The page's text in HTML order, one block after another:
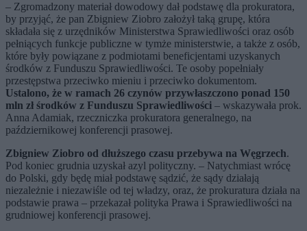
– Zgromadzony materiał dowodowy dał podstawę dla prokuratora,
by przyjąć, że pan Zbigniew Ziobro założył taką grupę, która
składała się z urzędników Ministerstwa Sprawiedliwości oraz osób
pełniących funkcje publiczne w tymże ministerstwie, a także z osób,
które były powiązane z podmiotami beneficjentami uzyskanych
środków z Funduszu Sprawiedliwości. Te osoby popełniały
przestępstwa przeciwko mieniu i przeciwko dokumentom.
Ustalono, że w ramach 26 czynów przywłaszczono ponad 150
mln zł środków z Funduszu Sprawiedliwości – wskazywała prok.
Anna Adamiak, rzeczniczka prokuratora generalnego, na
październikowej konferencji prasowej.
Zbigniew Ziobro od dłuższego czasu przebywa na Węgrzech.
Pod koniec grudnia uzyskał azyl polityczny. – Natychmiast wrócę
do Polski, gdy będę miał podstawę sądzić, że sądy działają
niezależnie i niezawiśle od tej władzy, oraz, że prokuratura działa na
podstawie prawa – przekazał polityka Prawa i Sprawiedliwości na
grudniowej konferencji prasowej.